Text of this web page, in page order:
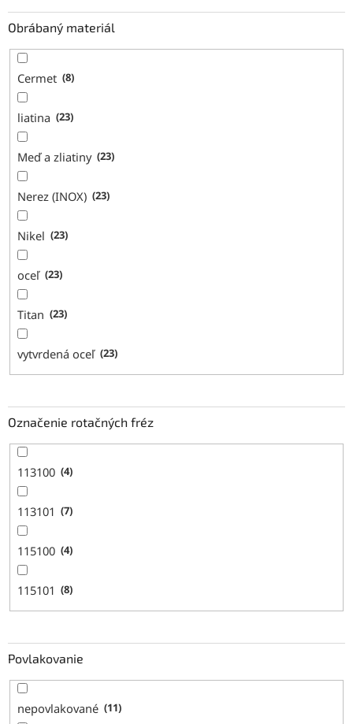
Obrábaný materiál
Cermet 8
liatina 23
Meď a zliatiny 23
Nerez (INOX) 23
Nikel 23
oceľ 23
Titan 23
vytvrdená oceľ 23
Označenie rotačných fréz
113100 4
113101 7
115100 4
115101 8
Povlakovanie
nepovlakované 11